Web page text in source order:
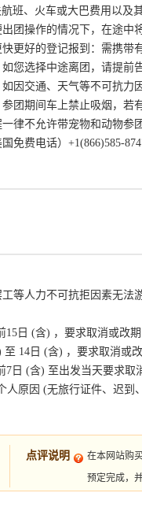
班、火车或大巴费用以及
团操作的情况下，在途
更好的登记报到：需携
您选择中途离团，请提
因交通、天气等不可抗
团期间车上禁止吸烟，若
律不允许带宠物和动物参
免费电话）+1(866)585-
等人力不可抗拒因素无
日 (含) ，要求取消或改
14日 (含) ，要求取消或
日 (含) 至出发当天要求取
原因 (无旅行证件、迟到
点评说明
在本网站购
预定完成，